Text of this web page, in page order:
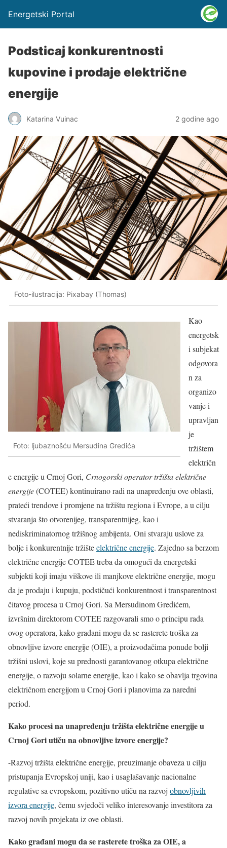
Energetski Portal
Podsticaj konkurentnosti
kupovine i prodaje električne
energije
Katarina Vuinac 2 godine ago
Foto-ilustracija: Pixabay (Thomas)
Foto: ljubaznošću Mersudina Gredića
Kao
energetsk
i subjekat
odgovora
n za
organizo
vanje i
upravljan
je
tržištem
električn
e energije u Crnoj Gori, Crnogorski operator tržišta električne
energije(COTEE) kontinuirano radi na unapređenju ove oblasti,
prateći trendove i promjene na tržištu regiona i Evrope, a u cilju
stvaranja što otvorenijeg, transparentnijeg, kao i
nediskriminatornog tržišnog ambijenta. Oni stvaraju uslove za
bolje i konkurentnije tržišteelektrične energije. Zajedno sa berzom
električne energije COTEE treba da omogući da energetski
subjekti koji imaju viškove ili manjkove električne energije, mogu
da je prodaju i kupuju, podstičući konkurentnost i transparentnost
čitavog procesa u Crnoj Gori. Sa Mersudinom Gredićem,
izvršnim direktorom COTEE razgovarali smo o principu rada
ovog operatora, kako građani mogu da se rasterete troška za
obnovljive izvore energije (OIE), a proizvođačima ponude bolji
tržišni uslovi, koje su prednosti garantovanog otkupa električne
energije, o razvoju solarne energije, kao i kako se obavlja trgovina
električnom energijom u Crnoj Gori i planovima za naredni
period.
Kako procesi na unapređenju tržišta električne energije u
Crnoj Gori utiču na obnovljive izvore energije?
-Razvoj tržišta električne energije, preuzimanje obaveza u cilju
pristupanja Evropskoj uniji, kao i usaglašavanje nacionalne
regulative sa evropskom, pozitivno utiču na razvoj obnovljivih
izvora energije, čemu svjedoči veliko interesovanje investitora za
razvoj novih projekata iz ove oblasti.
Kako građani mogu da se rasterete troška za OIE, a